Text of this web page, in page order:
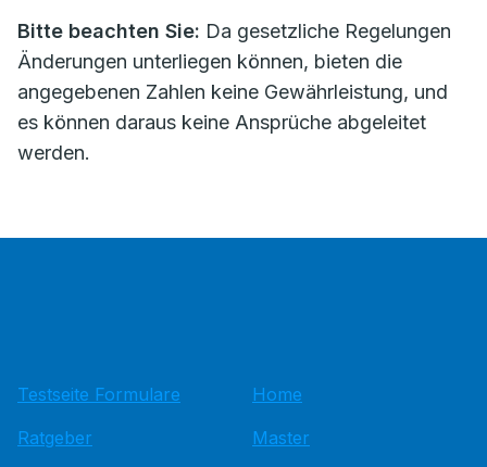
Bitte beachten Sie: Da gesetzliche Regelungen
Änderungen unterliegen können, bieten die
angegebenen Zahlen keine Gewährleistung, und
es können daraus keine Ansprüche abgeleitet
werden.
Testseite Formulare
Ratgeber
Home
Master